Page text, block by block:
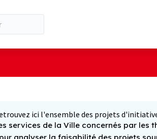
ici l'ensemble des projets
services de la Ville concernés par les